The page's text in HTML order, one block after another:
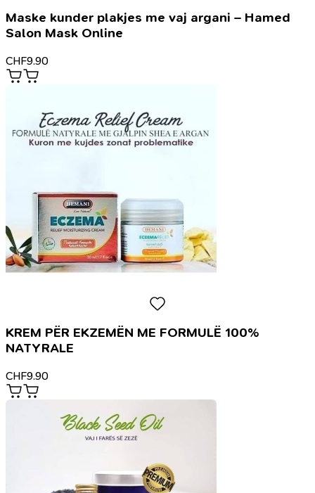
Maske kunder plakjes me vaj argani – Hamed
Salon Mask Online
CHF9.90
KREM PËR EKZEMËN ME FORMULË 100%
NATYRALE
CHF9.90